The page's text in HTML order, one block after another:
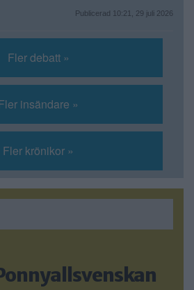
Publicerad 10:21, 29 juli 2026
Fler debatt »
insändare »
Fler krönikor »